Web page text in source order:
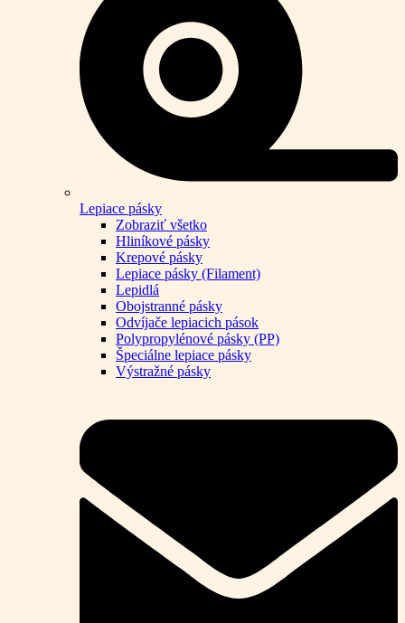
Lepiace pásky
Zobraziť všetko
Hliníkové pásky
Krepové pásky
Lepiace pásky (Filament)
Lepidlá
Obojstranné pásky
Odvíjače lepiacich pások
Polypropylénové pásky (PP)
Špeciálne lepiace pásky
Výstražné pásky